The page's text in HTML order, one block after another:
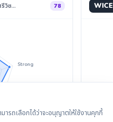
วิช… 78
Strong
WICE
รถเลือกได้ว่าจะอนุญาตให้ใช้งานคุกกี้